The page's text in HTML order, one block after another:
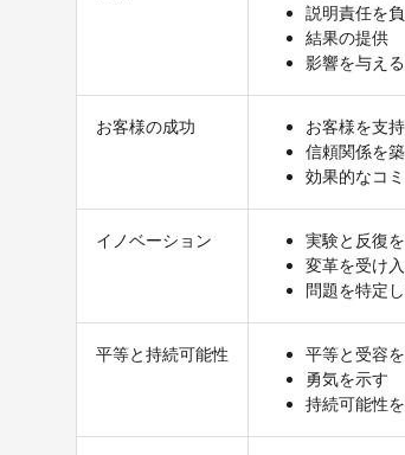
説明責任を
結果の提供
影響を与える
お客様の成功
お客様を支
信頼関係を築
効果的なコ
イノベーション
実験と反復
変革を受け
問題を特定
平等と持続可能性
平等と受容
勇気を示す
持続可能性